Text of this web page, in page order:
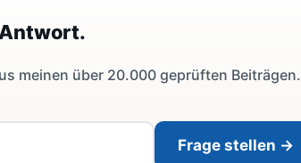
Antwort.
meinen über 20.000 geprüften Beiträgen.
Frage stellen →